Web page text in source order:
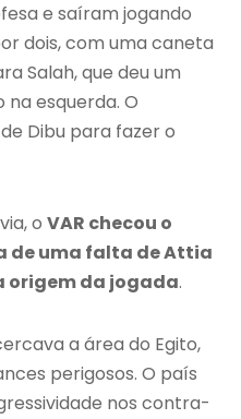
e saíram jogando
dois, com uma caneta
Salah, que deu um
na esquerda. O
Dibu para fazer o
o VAR checou o
de uma falta de Attia
origem da jogada.
a área do Egito,
perigosos. O país
nos contra-